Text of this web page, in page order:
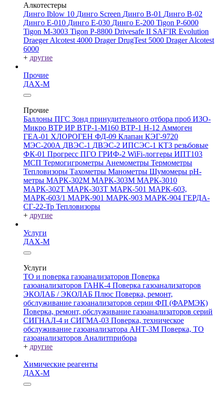
Алкотестеры
Динго Iblow 10 Динго Screen Динго В-01 Динго В-02
Динго Е-010 Динго Е-030 Динго Е-200 Tigon P-6000
Tigon M-3003 Tigon P-8800 Drivesafe II SAF'IR Evolution
Draeger Alcotest 4000 Drager DrugTest 5000 Drager Alcotest
6000
+ другие
Прочие
ДАХ-М
Прочие
Баллоны ПГС Зонд принудительного отбора проб ИЗО-
Микро ВТР ИР ВТР-1-М160 ВТР-1 Н-12 Аммоген
ГЕА-01 ХЛОРОГЕН ФД-09 Клапан КЭГ-9720
МЭС-200А ДВЭС-1 ДВЭС-2 ИПСЭС-1 КТЗ резьбовые
ФК-01 Прогресс ПГО ГРИФ-2 WiFi-логгеры ИПТ103
МСП Термогигрометры Анемометры Термометры
Тепловизоры Тахометры Манометры Шумомеры pH-
метры МАРК-302М МАРК-303М МАРК-3010
МАРК-302Т МАРК-303Т МАРК-501 МАРК-603,
МАРК-603/1 МАРК-901 МАРК-903 МАРК-904 ГЕРДА-
СГ-22-Тр Тепловизоры
+ другие
Услуги
ДАХ-М
Услуги
ТО и поверка газоанализаторов Поверка
газоанализаторов ГАНК-4 Поверка газоанализаторов
ЭКОЛАБ / ЭКОЛАБ Плюс Поверка, ремонт,
обслуживание газоанализаторов серии ФП (ФАРМЭК)
Поверка, ремонт, обслуживание газоанализаторов серий
СИГНАЛ-4 и СИГМА-03 Поверка, техническое
обслуживание газоанализатора АНТ-3М Поверка, ТО
газоанализаторов Аналитприбора
+ другие
Химические реагенты
ДАХ-М